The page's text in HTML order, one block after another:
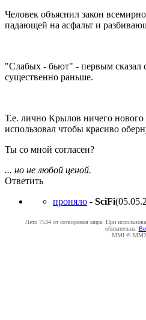
Человек объяснил закон
падающей на асфальт и
"Слабых - бьют" - первым сказал
существенно раньше.
Т.е. лично Крылов ничего
использовал чтобы красиво
Ты со мной согласен?
... но не любой ценой.
Ответить
проняло - SciFi
Лето 7534 от сотворения мира. При
обязательна.
MMI ©